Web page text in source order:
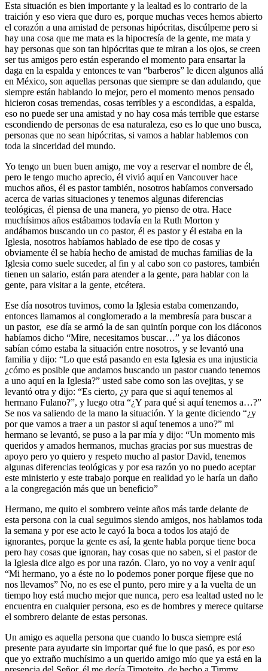
Esta situación es bien importante y la lealtad es lo contrario de la
traición y eso viera que duro es, porque muchas veces hemos abierto
el corazón a una amistad de personas hipócritas, discúlpeme pero si
hay una cosa que me mata es la hipocresía de la gente, me mata y
hay personas que son tan hipócritas que te miran a los ojos, se creen
ser tus amigos pero están esperando el momento para ensartar la
daga en la espalda y entonces te van “barberos” le dicen algunos allá
en México, son aquellas personas que siempre se dan adulando, que
siempre están hablando lo mejor, pero el momento menos pensado
hicieron cosas tremendas, cosas terribles y a escondidas, a espalda,
eso no puede ser una amistad y no hay cosa más terrible que estarse
escondiendo de personas de esa naturaleza, eso es lo que uno busca,
personas que no sean hipócritas, si vamos a hablar hablemos con
toda la sinceridad del mundo.
Yo tengo un buen buen amigo, me voy a reservar el nombre de él,
pero le tengo mucho aprecio, él vivió aquí en Vancouver hace
muchos años, él es pastor también, nosotros habíamos conversado
acerca de varias situaciones y tenemos algunas diferencias
teológicas, él piensa de una manera, yo pienso de otra. Hace
muchísimos años estábamos todavía en la Ruth Morton y
andábamos buscando un co pastor, él es pastor y él estaba en la
Iglesia, nosotros habíamos hablado de ese tipo de cosas y
obviamente él se había hecho de amistad de muchas familias de la
Iglesia como suele suceder, al fin y al cabo son co pastores, también
tienen un salario, están para atender a la gente, para hablar con la
gente, para visitar a la gente, etcétera.
Ese día nosotros tuvimos, como la Iglesia estaba comenzando,
entonces llamamos al conglomerado a la membresía para buscar a
un pastor, ese día se armó la de san quintín porque con los diáconos
habíamos dicho “Mire, necesitamos buscar…” ya los diáconos
sabían cómo estaba la situación entre nosotros, y se levantó una
familia y dijo: “Lo que está pasando en esta Iglesia es una injusticia
¿cómo es posible que andamos buscando un pastor cuando tenemos
a uno aquí en la Iglesia?” usted sabe como son las ovejitas, y se
levantó otra y dijo: “Es cierto, ¿y para que si aquí tenemos al
hermano Fulano?”, y luego otra “¿Y para qué si aquí tenemos a…?”
Se nos va saliendo de la mano la situación. Y la gente diciendo “¿y
por que vamos a traer a un pastor si aquí tenemos a uno?” mi
hermano se levantó, se puso a la par mía y dijo: “Un momento mis
queridos y amados hermanos, muchas gracias por sus muestras de
apoyo pero yo quiero y respeto mucho al pastor David, tenemos
algunas diferencias teológicas y por esa razón yo no puedo aceptar
este ministerio y este trabajo porque en realidad yo le haría un daño
a la congregación más que un beneficio”
Hermano, me quito el sombrero veinte años más tarde delante de
esta persona con la cual seguimos siendo amigos, nos hablamos toda
la semana y por ese acto le cayó la boca a todos los atajó de
ignorantes, porque la gente es así, la gente habla porque tiene boca
pero hay cosas que ignoran, hay cosas que no saben, si el pastor de
la Iglesia dice algo es por una razón. Claro, yo no voy a venir aquí
“Mi hermano, yo a éste no lo podemos poner porque fíjese que no
nos llevamos” No, no es ese el punto, pero mire y a la vuelta de un
tiempo hoy está mucho mejor que nunca, pero esa lealtad usted no le
encuentra en cualquier persona, eso es de hombres y merece quitarse
el sombrero delante de estas personas.
Un amigo es aquella persona que cuando lo busca siempre está
presente para ayudarte sin importar qué fue lo que pasó, es por eso
que yo extraño muchísimo a un querido amigo mío que ya está en la